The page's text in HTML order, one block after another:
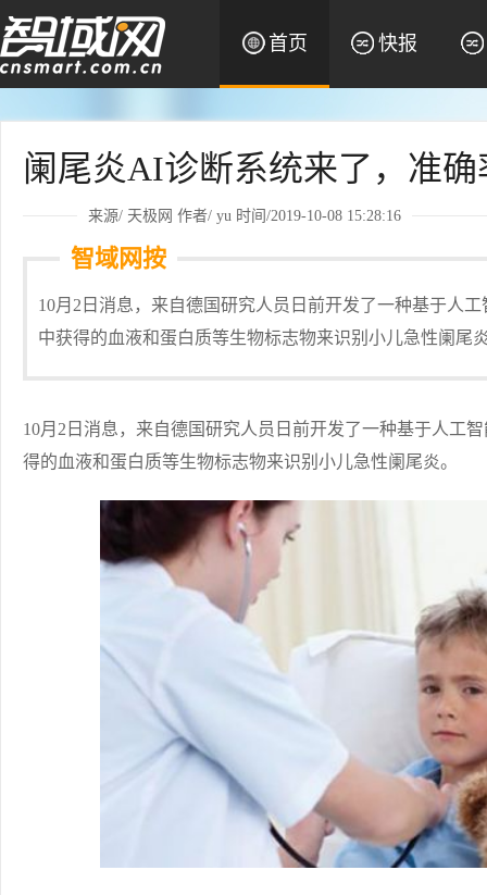
首页 快报
阑尾炎AI诊断系统来了，准确
来源/ 天极网 作者/ yu 时间/2019-10-08 15:28:16
智域网按
10月2日消息，来自德国研究人员日前开发了一种基于人
中获得的血液和蛋白质等生物标志物来识别小儿急性阑尾
10月2日消息，来自德国研究人员日前开发了一种基于人工
得的血液和蛋白质等生物标志物来识别小儿急性阑尾炎。